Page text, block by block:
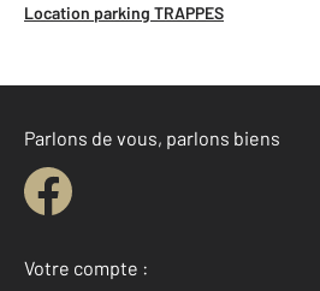
Location parking TRAPPES
Parlons de vous, parlons biens
Votre compte :